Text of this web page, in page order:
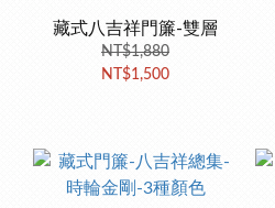
藏式八吉祥門簾-雙層
NT$1,880
NT$1,500